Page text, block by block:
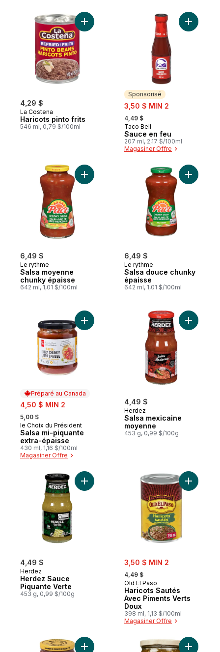
4,29 $
La Costena
Haricots pinto frits
546 ml, 0,79 $/100ml
Ajouter Haricots pinto frits au panier
Sponsorisé
sale:
3,50 $ MIN 2
, formerly:
4,49 $
Sponsorisé
Taco Bell
Sauce en feu
207 ml, 2,17 $/100ml
Magasiner Offre
Ajouter
6,49 $
Le rythme
Salsa moyenne
chunky épaisse
642 ml, 1,01 $/100ml
Ajouter Salsa moyenne chunky épaisse
6,49 $
Le rythme
Salsa douce chunky
épaisse
642 ml, 1,01 $/100ml
Ajouter
Préparé au Canada
sale:
4,50 $ MIN 2
, formerly:
5,00 $
Préparé au Canada
le Choix du Président
Salsa mi-piquante
extra-épaisse
430 ml, 1,16 $/100ml
Magasiner Offre
Ajouter Salsa mi-piquante extra-épaisse
4,49 $
Herdez
Salsa mexicaine
moyenne
453 g, 0,99 $/100g
Ajouter
4,49 $
Herdez
Herdez Sauce
Piquante Verte
453 g, 0,99 $/100g
Ajouter Herdez Sauce Piquante Verte au
sale:
3,50 $ MIN 2
, formerly:
4,49 $
Old El Paso
Haricots Sautés
Avec Piments Verts
Doux
398 ml, 1,13 $/100ml
Magasiner Offre
Ajouter
Ajouter Salsa Picante RestauranteAjouter